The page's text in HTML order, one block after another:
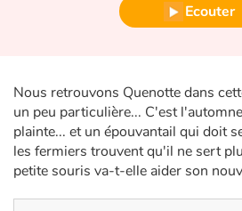
Écologie, nature, saisons
Voyage, épopée, enquête, aventure
Autour du monde
Apprentissage
Ecouter
Nous retrouvons Quenotte dans
un peu particulière... C'est
plainte... et un épouvantail qui doit
les fermiers trouvent qu'il ne sert
petite souris va-t-elle aider son